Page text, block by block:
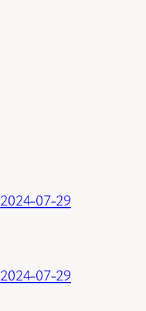
2024-07-29
2024-07-29